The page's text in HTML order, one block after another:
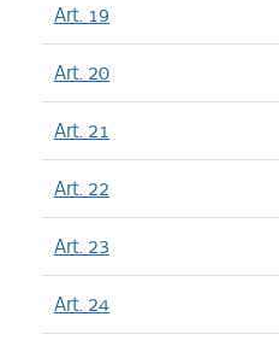
Art. 19
Art. 20
Art. 21
Art. 22
Art. 23
Art. 24